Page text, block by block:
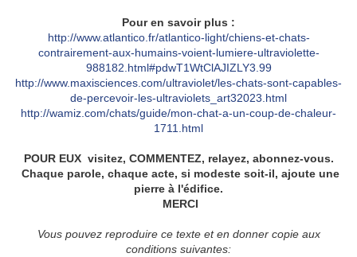
Pour en savoir plus :
http://www.atlantico.fr/atlantico-light/chiens-et-chats-
contrairement-aux-humains-voient-lumiere-ultraviolette-
988182.html#pdwT1WtClAJIZLY3.99
http://www.maxisciences.com/ultraviolet/les-chats-sont-capables-
de-percevoir-les-ultraviolets_art32023.html
http://wamiz.com/chats/guide/mon-chat-a-un-coup-de-chaleur-
1711.html
POUR EUX visitez, COMMENTEZ, relayez, abonnez-vous.
Chaque parole, chaque acte, si modeste soit-il, ajoute une
pierre à l'édifice.
MERCI
Vous pouvez reproduire ce texte et en donner copie aux
conditions suivantes: